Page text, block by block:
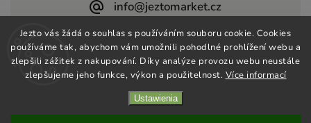
Jezto vás žádá o souhlas s používáním souboru cookie. Cookies
používáme tak, abychom vám umožnili pohodlné prohlížení webu a
zlepšili zážitek z nakupování. Díky analýze provozu webu neustále
zlepšujeme jeho funkce, výkon a použitelnost. Více informací
Ustawienia
info@jeztomarket.cz
Jezto Supermarket